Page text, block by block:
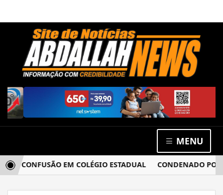
MENU
CONFUSÃO EM COLÉGIO ESTADUAL CONDENADO POR